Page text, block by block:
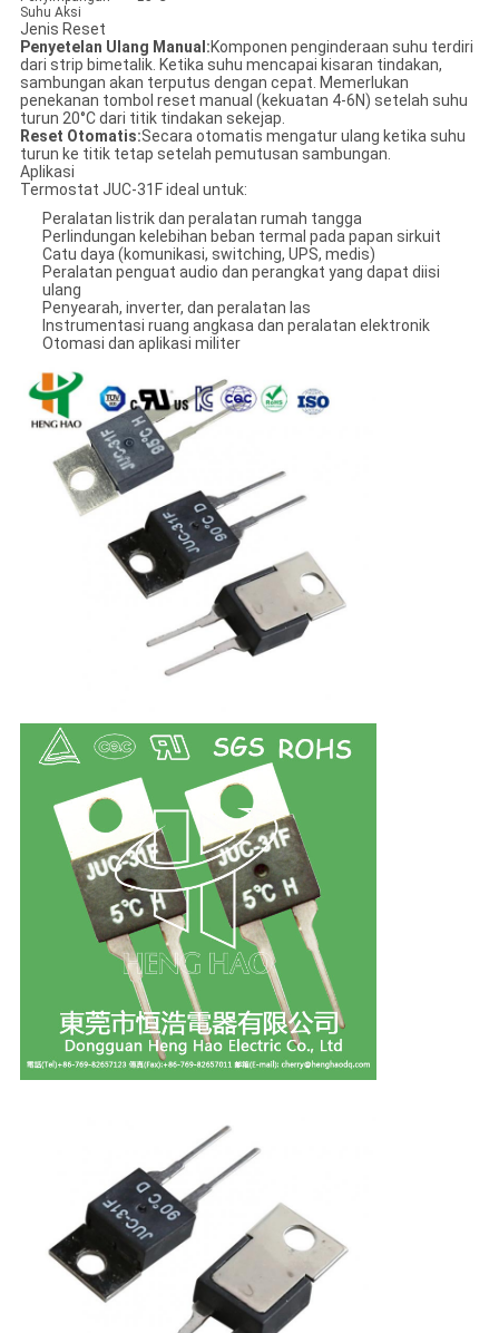
Suhu Aksi
Jenis Reset
Penyetelan Ulang Manual:Komponen penginderaan suhu terdiri
dari strip bimetalik. Ketika suhu mencapai kisaran tindakan,
sambungan akan terputus dengan cepat. Memerlukan
penekanan tombol reset manual (kekuatan 4-6N) setelah suhu
turun 20°C dari titik tindakan sekejap.
Reset Otomatis:Secara otomatis mengatur ulang ketika suhu
turun ke titik tetap setelah pemutusan sambungan.
Aplikasi
Termostat JUC-31F ideal untuk:
Peralatan listrik dan peralatan rumah tangga
Perlindungan kelebihan beban termal pada papan sirkuit
Catu daya (komunikasi, switching, UPS, medis)
Peralatan penguat audio dan perangkat yang dapat diisi
ulang
Penyearah, inverter, dan peralatan las
Instrumentasi ruang angkasa dan peralatan elektronik
Otomasi dan aplikasi militer